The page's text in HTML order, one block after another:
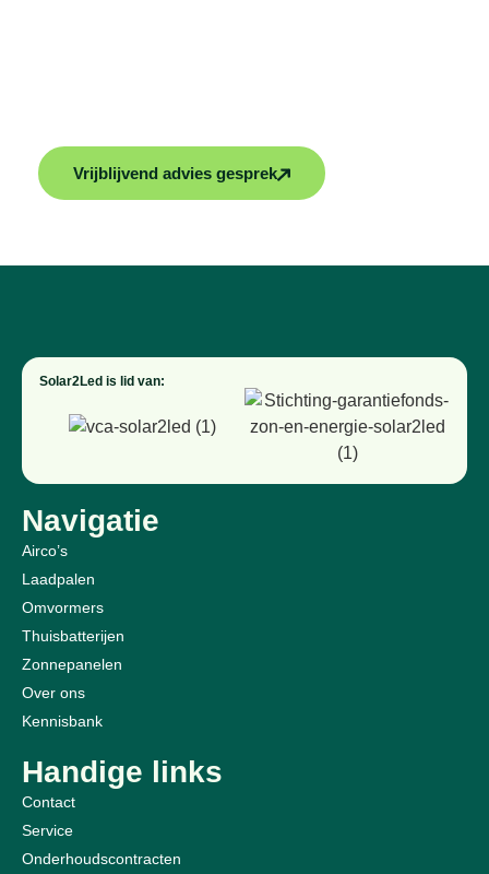
Vrijblijvend advies gesprek
Handige links
Contact
Service
Onderhoudscontracten
Navigatie
Airco’s
Laadpalen
Omvormers
Thuisbatterijen
Zonnepanelen
Over ons
Kennisbank
Solar2Led is lid van: